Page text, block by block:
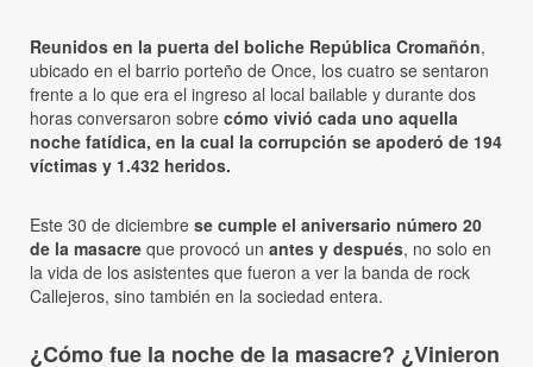
Reunidos en la puerta del boliche República Cromañón,
ubicado en el barrio porteño de Once, los cuatro se sentaron
frente a lo que era el ingreso al local bailable y durante dos
horas conversaron sobre cómo vivió cada uno aquella
noche fatídica, en la cual la corrupción se apoderó de 194
víctimas y 1.432 heridos.
Este 30 de diciembre se cumple el aniversario número 20
de la masacre que provocó un antes y después, no solo en
la vida de los asistentes que fueron a ver la banda de rock
Callejeros, sino también en la sociedad entera.
¿Cómo fue la noche de la masacre? ¿Vinieron